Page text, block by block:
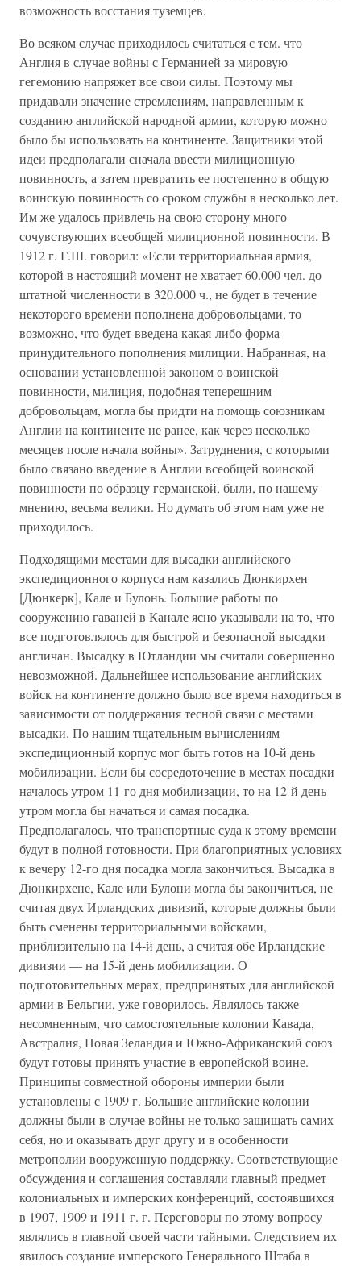
возможность восстания туземцев.
Во всяком случае приходилось считаться с тем. что
Англия в случае войны с Германией за мировую
гегемонию напряжет все свои силы. Поэтому мы
придавали значение стремлениям, направленным к
созданию английской народной армии, которую можно
было бы использовать на континенте. Защитники этой
идеи предполагали сначала ввести милиционную
повинность, а затем превратить ее постепенно в общую
воинскую повинность со сроком службы в несколько лет.
Им же удалось привлечь на свою сторону много
сочувствующих всеобщей милиционной повинности. В
1912 г. Г.Ш. говорил: «Если территориальная армия,
которой в настоящий момент не хватает 60.000 чел. до
штатной численности в 320.000 ч., не будет в течение
некоторого времени пополнена добровольцами, то
возможно, что будет введена какая-либо форма
принудительного пополнения милиции. Набранная, на
основании установленной законом о воинской
повинности, милиция, подобная теперешним
добровольцам, могла бы придти на помощь союзникам
Англии на континенте не ранее, как через несколько
месяцев после начала войны». Затруднения, с которыми
было связано введение в Англии всеобщей воинской
повинности по образцу германской, были, по нашему
мнению, весьма велики. Но думать об этом нам уже не
приходилось.
Подходящими местами для высадки английского
экспедиционного корпуса нам казались Дюнкирхен
[Дюнкерк], Кале и Булонь. Большие работы по
сооружению гаваней в Канале ясно указывали на то, что
все подготовлялось для быстрой и безопасной высадки
англичан. Высадку в Ютландии мы считали совершенно
невозможной. Дальнейшее использование английских
войск на континенте должно было все время находиться в
зависимости от поддержания тесной связи с местами
высадки. По нашим тщательным вычислениям
экспедиционный корпус мог быть готов на 10-й день
мобилизации. Если бы сосредоточение в местах посадки
началось утром 11-го дня мобилизации, то на 12-й день
утром могла бы начаться и самая посадка.
Предполагалось, что транспортные суда к этому времени
будут в полной готовности. При благоприятных условиях
к вечеру 12-го дня посадка могла закончиться. Высадка в
Дюнкирхене, Кале или Булони могла бы закончиться, не
считая двух Ирландских дивизий, которые должны были
быть сменены территориальными войсками,
приблизительно на 14-й день, а считая обе Ирландские
дивизии — на 15-й день мобилизации. О
подготовительных мерах, предпринятых для английской
армии в Бельгии, уже говорилось. Являлось также
несомненным, что самостоятельные колонии Кавада,
Австралия, Новая Зеландия и Южно-Африканский союз
будут готовы принять участие в европейской воине.
Принципы совместной обороны империи были
установлены с 1909 г. Большие английские колонии
должны были в случае войны не только защищать самих
себя, но и оказывать друг другу и в особенности
метрополии вооруженную поддержку. Соответствующие
обсуждения и соглашения составляли главный предмет
колониальных и имперских конференций, состоявшихся
в 1907, 1909 и 1911 г. г. Переговоры по этому вопросу
являлись в главной своей части тайными. Следствием их
явилось создание имперского Генерального Штаба в